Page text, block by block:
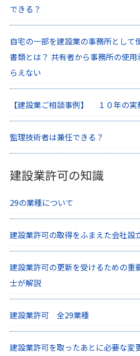
できる？
自宅の一部を建設業の事務所として
書類とは？ 共有者から事務所の使用
らえない
【建設業ご相談事例】 １０年の実
監理技術者は兼任できる？
建設業許可の知識
29の業種について
建設業許可の取得をふまえた会社設
建設業許可の更新を受けるための重
士が解説
建設業許可 全29業種
建設業許可を取ったあとに必要な変